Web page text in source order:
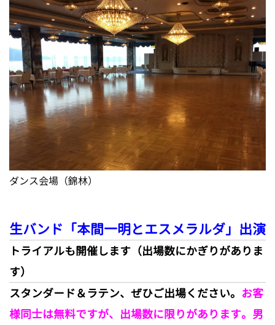
ダンス会場（錦林）
生バンド「本間一明とエスメラルダ」出演
トライアルも開催します（出場数にかぎりがありま
す）
スタンダード＆ラテン、ぜひご出場ください。 お客
様同士は無料ですが、出場数に限りがあります。男